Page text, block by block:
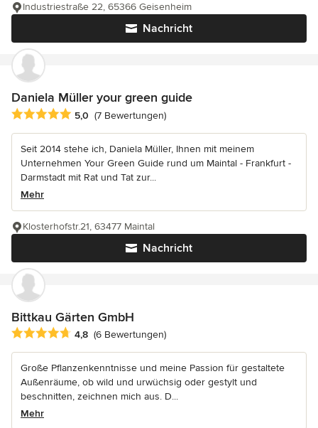
Nachricht
Industriestraße 22, 65366 Geisenheim
Daniela Müller your green guide
Durchschnittliche Bewertung: 5 von 5 Sternen
5,0 (7 Bewertungen)
Seit 2014 stehe ich, Daniela Müller, Ihnen mit meinem
Unternehmen Your Green Guide rund um Maintal - Frankfurt -
Darmstadt mit Rat und Tat zur...
Mehr
Nachricht
Klosterhofstr.21, 63477 Maintal
Bittkau Gärten GmbH
Durchschnittliche Bewertung: 4.8 von 5 Sternen
4,8 (6 Bewertungen)
Große Pflanzenkenntnisse und meine Passion für gestaltete
Außenräume, ob wild und urwüchsig oder gestylt und
beschnitten, zeichnen mich aus. D...
Mehr